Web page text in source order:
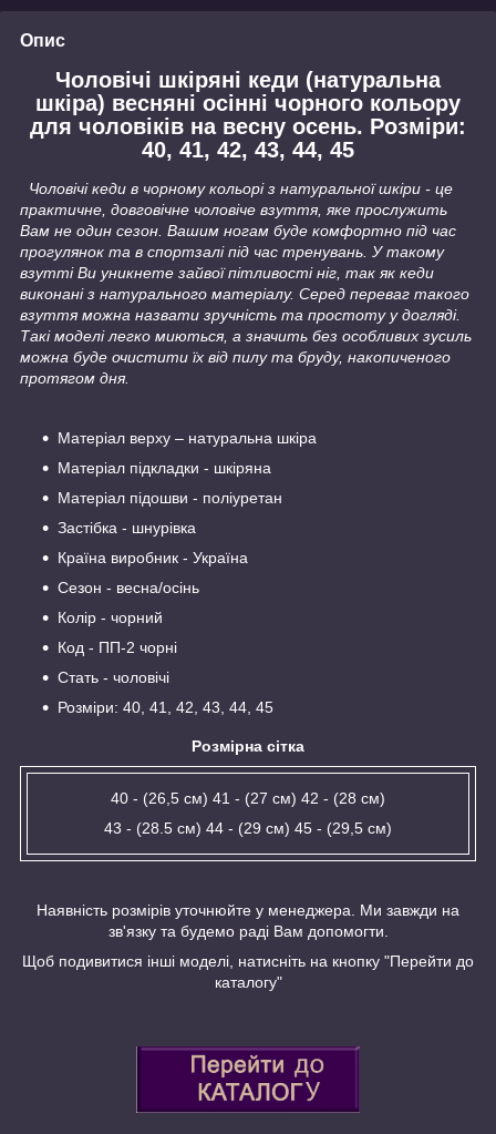
Опис
Чоловічі шкіряні кеди (натуральна
шкіра) весняні осінні чорного кольору
для чоловіків на весну осень. Розміри:
40, 41, 42, 43, 44, 45
Чоловічі кеди в чорному кольорі з натуральної шкіри - це
практичне, довговічне чоловіче взуття, яке прослужить
Вам не один сезон. Вашим ногам буде комфортно під час
прогулянок та в спортзалі під час тренувань. У такому
взутті Ви уникнете зайвої пітливості ніг, так як кеди
виконані з натурального матеріалу. Серед переваг такого
взуття можна назвати зручність та простоту у догляді.
Такі моделі легко миються, а значить без особливих зусиль
можна буде очистити їх від пилу та бруду, накопиченого
протягом дня.
Матеріал верху – натуральна шкіра
Матеріал підкладки - шкіряна
Матеріал підошви - поліуретан
Застібка - шнурівка
Країна виробник - Україна
Сезон - весна/осінь
Колір - чорний
Код - ПП-2 чорні
Стать - чоловічі
Розміри: 40, 41, 42, 43, 44, 45
Розмірна сітка
40 - (26,5 см) 41 - (27 см) 42 - (28 см)
43 - (28.5 см) 44 - (29 см) 45 - (29,5 см)
Наявність розмірів уточнюйте у менеджера. Ми завжди на
зв'язку та будемо раді Вам допомогти.
Щоб подивитися інші моделі, натисніть на кнопку "Перейти до
каталогу"